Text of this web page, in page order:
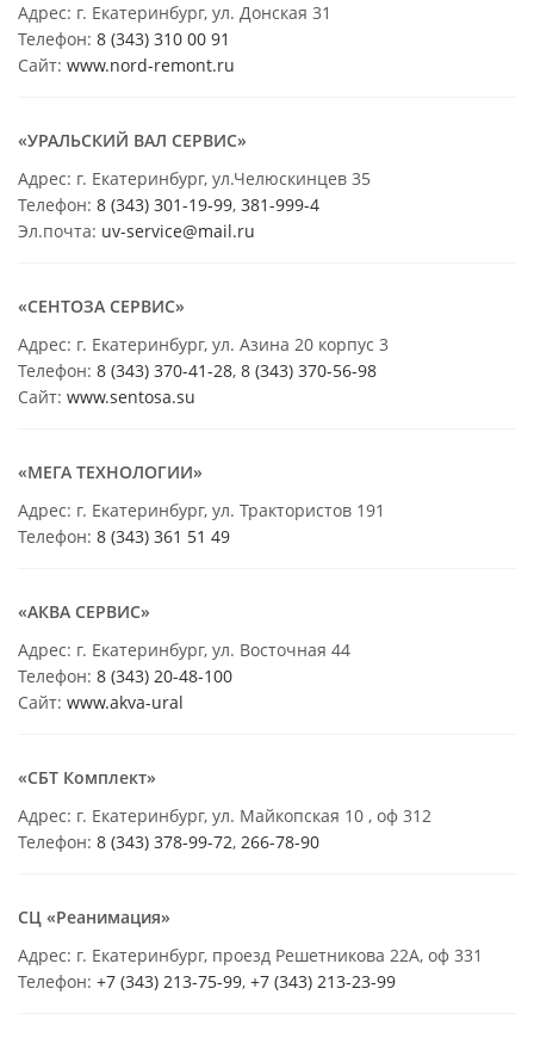
Адрес: г. Екатеринбург, ул. Донская 31
Телефон: 8 (343) 310 00 91
Сайт: www.nord-remont.ru
«УРАЛЬСКИЙ ВАЛ СЕРВИС»
Адрес: г. Екатеринбург, ул.Челюскинцев 35
Телефон: 8 (343) 301-19-99, 381-999-4
Эл.почта: uv-service@mail.ru
«СЕНТОЗА СЕРВИС»
Адрес: г. Екатеринбург, ул. Азина 20 корпус 3
Телефон: 8 (343) 370-41-28, 8 (343) 370-56-98
Сайт: www.sentosa.su
«МЕГА ТЕХНОЛОГИИ»
Адрес: г. Екатеринбург, ул. Трактористов 191
Телефон: 8 (343) 361 51 49
«АКВА СЕРВИС»
Адрес: г. Екатеринбург, ул. Восточная 44
Телефон: 8 (343) 20-48-100
Сайт: www.akva-ural
«СБТ Комплект»
Адрес: г. Екатеринбург, ул. Майкопская 10 , оф 312
Телефон: 8 (343) 378-99-72, 266-78-90
СЦ «Реанимация»
Адрес: г. Екатеринбург, проезд Решетникова 22А, оф 331
Телефон: +7 (343) 213-75-99, +7 (343) 213-23-99